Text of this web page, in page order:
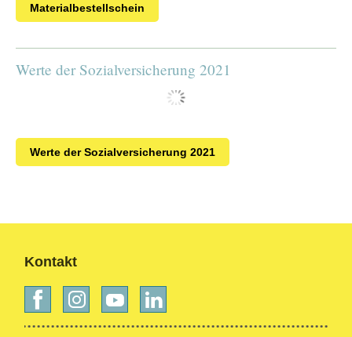
Materialbestellschein
Werte der Sozialversicherung 2021
Werte der Sozialversicherung 2021
Kontakt